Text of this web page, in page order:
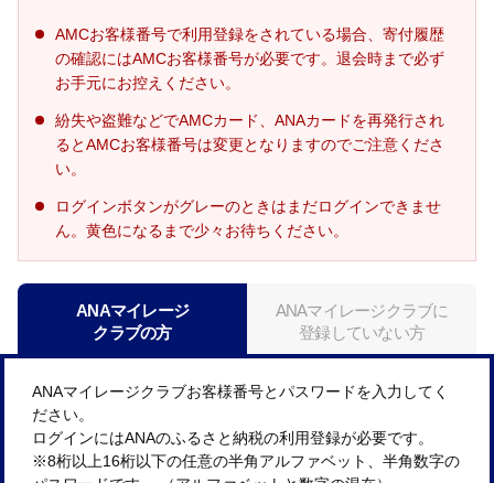
AMCお客様番号で利用登録をされている場合、寄付履歴
の確認にはAMCお客様番号が必要です。退会時まで必ず
お手元にお控えください。
紛失や盗難などでAMCカード、ANAカードを再発行され
るとAMCお客様番号は変更となりますのでご注意くださ
い。
ログインボタンがグレーのときはまだログインできませ
ん。黄色になるまで少々お待ちください。
ANAマイレージ
クラブの方
ANAマイレージクラブに
登録していない方
ANAマイレージクラブお客様番号とパスワードを入力してく
ださい。
ログインにはANAのふるさと納税の利用登録が必要です。
※8桁以上16桁以下の任意の半角アルファベット、半角数字の